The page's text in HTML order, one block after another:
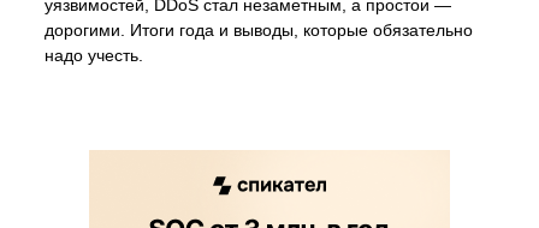
уязвимостей, DDoS стал незаметным, а простои —
дорогими. Итоги года и выводы, которые обязательно
надо учесть.